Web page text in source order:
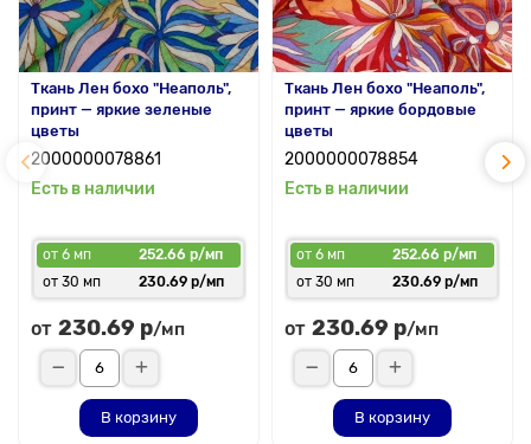
Ткань Лен бохо "Неаполь",
принт — яркие зеленые
цветы
2000000078861
Есть в наличии
от 6 мп
252.66 р/мп
от 30 мп
230.69 р/мп
от 230.69 р/мп
В корзину
Ткань Лен бохо "Неаполь",
принт — яркие бордовые
цветы
2000000078854
Есть в наличии
от 6 мп
252.66 р/мп
от 30 мп
230.69 р/мп
от 230.69 р/мп
В корзину